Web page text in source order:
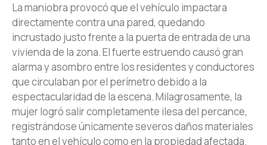
La maniobra provocó que el vehículo impactara
directamente contra una pared, quedando
incrustado justo frente a la puerta de entrada de una
vivienda de la zona. El fuerte estruendo causó gran
alarma y asombro entre los residentes y conductores
que circulaban por el perímetro debido a la
espectacularidad de la escena. Milagrosamente, la
mujer logró salir completamente ilesa del percance,
registrándose únicamente severos daños materiales
tanto en el vehículo como en la propiedad afectada.